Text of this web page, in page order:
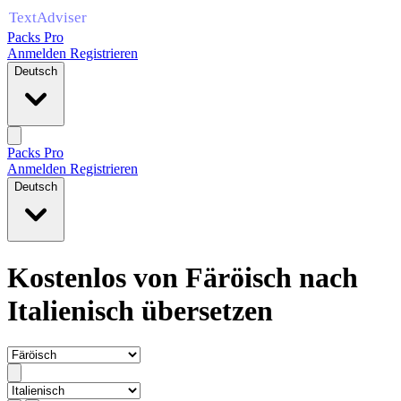
Packs Pro
Anmelden Registrieren
Deutsch
Packs Pro
Anmelden Registrieren
Deutsch
Kostenlos von Färöisch nach
Italienisch übersetzen